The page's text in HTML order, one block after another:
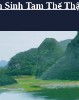
Sinh Tam Thế